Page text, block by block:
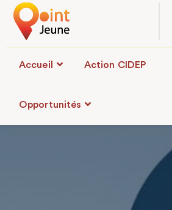
Accueil Action CIDEP
Opportunités